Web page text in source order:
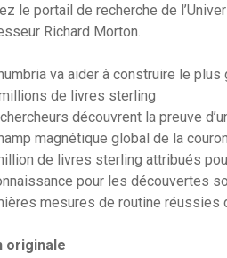
le portail de recherche de
Richard Morton.
va aider à construire le
de livres sterling
découvrent la preuve
magnétique global de la
de livres sterling attribués
pour les découvertes
mesures de routine réussies
originale